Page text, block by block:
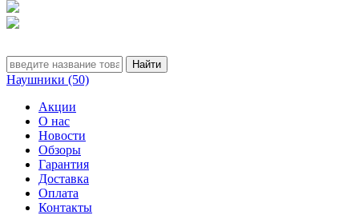
Наушники (50)
Акции
О нас
Новости
Обзоры
Гарантия
Доставка
Оплата
Контакты